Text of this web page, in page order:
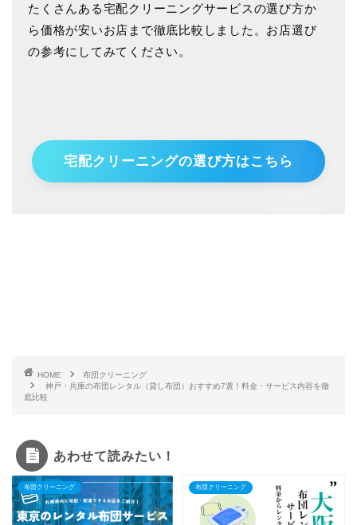
たくさんある宅配クリーニングサービスの選び方か
ら価格が安いお店まで徹底比較しました。お店選び
の参考にしてみてください。
宅配クリーニングの選び方はこちら
HOME
布団クリーニング
神戸・兵庫の布団レンタル（貸し布団）おすすめ7選！料金・サービス内容を徹
底比較
あわせて読みたい！
布団クリーニング 布団クリーニング